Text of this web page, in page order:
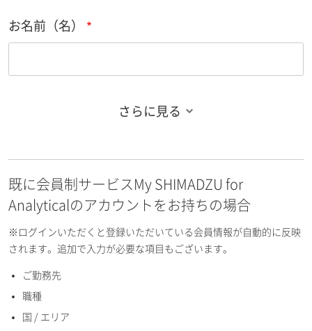
お名前（名）
お名前フリガナ（名）
E-mailアドレス（半角英数）
さらに見る
既に会員制サービスMy SHIMADZU for
Analyticalのアカウントをお持ちの場合
※ログインいただくと登録いただいている会員情報が自動的に反映
されます。追加で入力が必要な項目もございます。
ご勤務先
職種
国 / エリア